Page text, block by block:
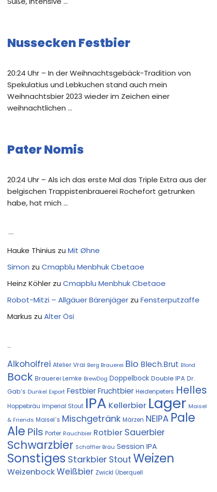
Nussecken Festbier
20:24 Uhr – In der Weihnachtsgebäck-Tradition von
Spekulatius und Lebkuchen stand auch mein
Weihnachtsbier 2023 wieder im Zeichen einer
weihnachtlichen …
Pater Nomis
20:24 Uhr – Als ich das erste Mal das Triple Extra aus der
belgischen Trappistenbrauerei Rochefort getrunken
habe, hat mich …
Hauke Thinius zu Mit Øhne
Simon zu Cmapblu Menbhuk Cbetaoe
Heinz Köhler zu Cmapblu Menbhuk Cbetaoe
Robot-Mitzi – Allgäuer Bärenjäger zu Fensterputzaffe
Markus zu Alter Ösi
Alkoholfrei Atelier Vrai Berg Brauerei Bio Blech.Brut Blond
Bock Brauerei Lemke BrewDog Doppelbock Double IPA Dr.
Gab‘s Dunkel Export FestbierFruchtbier Heidenpeters Helles
Hoppebräu Imperial Stout IPA Kellerbier Lager Maisel
& Friends Maisel´s Mischgetränk Märzen NEIPA Pale
Ale Pils Porter Rauchbier Rotbier Sauerbier
Schwarzbier Schäffler Bräu Session IPA
Sonstiges Starkbier Stout Weizen
WeizenbockWeißbier Zwickl Überquell